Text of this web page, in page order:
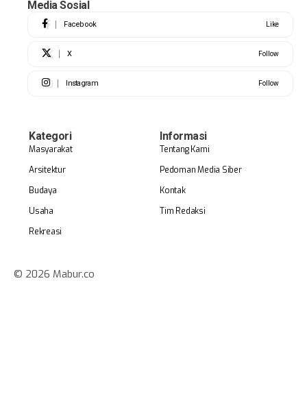
Media Sosial
Facebook Like
X Follow
Instagram Follow
Kategori
Masyarakat
Arsitektur
Budaya
Usaha
Rekreasi
Informasi
Tentang Kami
Pedoman Media Siber
Kontak
Tim Redaksi
© 2026 Mabur.co